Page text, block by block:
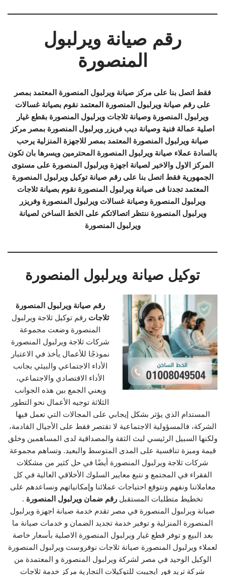
رقم صيانة ويرلبول
المنصورة
فقط اتصل بنا على مركز صيانة ويرلبول المنصورة المعتمد بمصر
على رقم صيانة ويرلبول المنصورة المعتمد نقوم بصيانة غسالات
ويرلبول المنصورة وصيانة ثلاجات ويرلبول المنصورة بقطع غيار
اصلية عمالة فنية وصيانة ديب فريزر ويرلبول المنصورة بمصر مركز
صيانة ويرلبول المنصورة المعتمد بمصر للاجهزة المنزلية يرحب
بالسادة عملاء صيانة ويرلبول المنصورة المحترمين ويسرها بان تكون
المركز الاول والاخير لصيانة اجهزة ويرلبول المنصورة على مستوى
الجمهورية فقط اتصل بنا على رقم صيانة توكيل ويرلبول المنصورة
المعتمد تجدنا فى صيانة ويرلبول المنصورة نقوم بصيانة ثلاجات
ويرلبول المنصورة وصيانة غسالات ويرلبول المنصورة وفريزر
ويرلبول المنصورة ننتظر اتصالاتكم على الخط الساخن لصيانة
ويرلبول المنصورة
توكيل صيانة ويرلبول المنصورة
رقم صيانة ويرلبول المنصورة
ثلاجات رقم توكيل ثلاجة ويرلبول
المنصورة وضعت مجموعة
شركات ثلاجة ويرلبول المنصورة
نموذجًا للأعمال يأخذ في الاعتبار
الأداء الاجتماعي والبيئي بجانب
الأداء الاقتصادي والاجتماعي،
ويعني الجمع بين هذه الجوانب
الثلاثة توجيه الأعمال نحو التطور
المستدام الذي يؤثر بشكل إيجابي على المجالات التي تعمل فيها
الشركة، فالمسؤولية الاجتماعية لا تقتصر فقط على الأجيال القادمة،
ولكنها السبيل الرئيسي لبث الثقة والمصداقية لدى المساهمين وخلق
قيمة وميزة تنافسية على المدى المتوسط والبعيد. وتساهم مجموعة
شركات ثلاجة ويرلبول المنصورة أيضًا في حل كثير من مشكلات
الفقراء في المجتمع و نتبع معايير السلوك الأخلاقي العالية في كل
معاملاتنا ونفهم ونتوقع احتياجات عملائنا وإمكانياتهم ونساعدهم على
تخطيط متطلبات المستقبل رقم ضمان ويرلبول المنصورة .
صيانة ويرلبول المنصورة في مصر تقدم خدمة صيانة اجهزة ويرلبول
المنصورة المنزلية و توفير خدمة تجديد الضمان و خدمات صيانة ما
بعد البيع و توفر قطع غيار ويرلبول المنصورة الاصلية بأسعار خاصة
لعملاء ويرلبول المنصورة صيانة ثلاجات نوفروست ويرلبول المنصورة
الوكيل الوحيد في مصر لشركة ويرلبول المنصورة و المعتمدة من
شركة تريد فور ايجيبت للتوكيلات التجارية مركز خدمة ثلاجات